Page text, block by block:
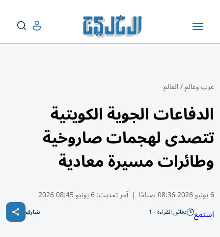
عرب وعالم/العالم
الدفاعات الجوية الكويتية
تتصدى لهجمات صاروخية
وطائرات مسيرة معادية
6 يونيو 2026 08:36 صباحًا | آخر تحديث:6 يونيو 08:45 2026
استمع دقائق القراءة - 1 شارك